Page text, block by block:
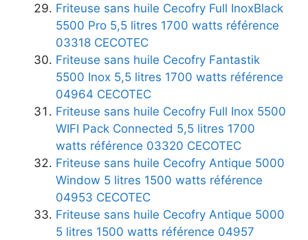
Friteuse sans huile Cecofry Full InoxBlack
5500 Pro 5,5 litres 1700 watts référence
03318 CECOTEC
Friteuse sans huile Cecofry Fantastik
5500 Inox 5,5 litres 1700 watts référence
04964 CECOTEC
Friteuse sans huile Cecofry Full Inox 5500
WIFI Pack Connected 5,5 litres 1700
watts référence 03320 CECOTEC
Friteuse sans huile Cecofry Antique 5000
Window 5 litres 1500 watts référence
04953 CECOTEC
Friteuse sans huile Cecofry Antique 5000
5 litres 1500 watts référence 04957